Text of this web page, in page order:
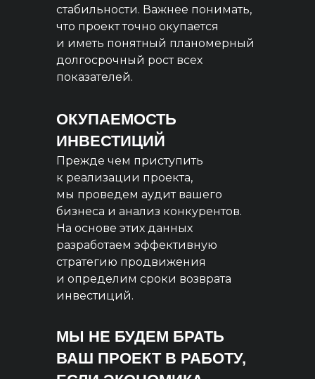
ОКУПАЕМОСТЬ
ИНВЕСТИЦИЙ
Прежде чем приступить
к реализации проекта,
мы проведем аудит вашего
бизнеса и анализ конкурентов.
На основе этих данных
разработаем эффективную
стратегию продвижения
и определим сроки возврата
инвестиций.
стабильности. Важнее понимать,
что проект точно окупается
и иметь понятный планомерный
долгосрочный рост всех
показателей.
МЫ НЕ БУДЕМ БРАТЬ
ВАШ ПРОЕКТ В РАБОТУ,